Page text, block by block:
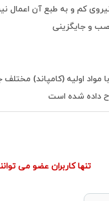
کم و به طبع آن اعمال
و جایگزینی
مواد اولیه (كامپاند)
داده شده است
تنها کاربران عضو می